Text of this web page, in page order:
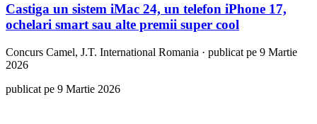
Castiga un sistem iMac 24, un telefon iPhone 17,
ochelari smart sau alte premii super cool
Concurs Camel, J.T. International Romania · publicat pe 9 Martie
2026
publicat pe 9 Martie 2026